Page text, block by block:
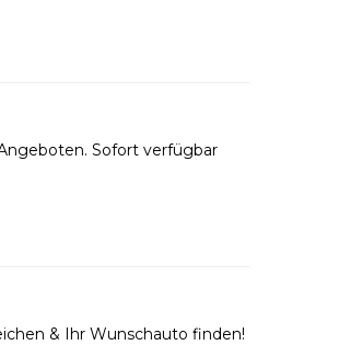
Sofort verfügbar
& Ihr Wunschauto finden!